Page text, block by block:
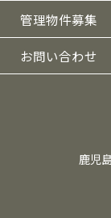
管理物件募集
お問い合わせ
鹿児